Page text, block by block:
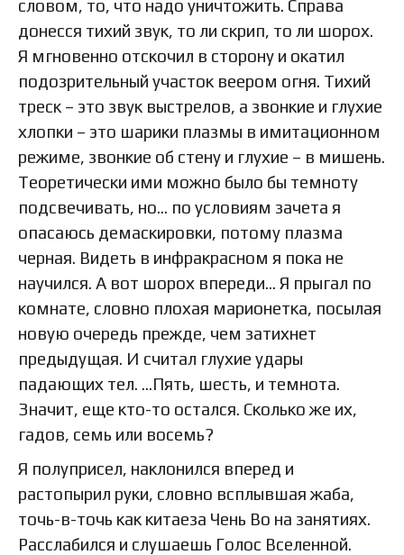
словом, то, что надо уничтожить. Справа
донесся тихий звук, то ли скрип, то ли шорох.
Я мгновенно отскочил в сторону и окатил
подозрительный участок веером огня. Тихий
треск – это звук выстрелов, а звонкие и глухие
хлопки – это шарики плазмы в имитационном
режиме, звонкие об стену и глухие – в мишень.
Теоретически ими можно было бы темноту
подсвечивать, но… по условиям зачета я
опасаюсь демаскировки, потому плазма
черная. Видеть в инфракрасном я пока не
научился. А вот шорох впереди… Я прыгал по
комнате, словно плохая марионетка, посылая
новую очередь прежде, чем затихнет
предыдущая. И считал глухие удары
падающих тел. …Пять, шесть, и темнота.
Значит, еще кто-то остался. Сколько же их,
гадов, семь или восемь?
Я полуприсел, наклонился вперед и
растопырил руки, словно всплывшая жаба,
точь-в-точь как китаеза Чень Во на занятиях.
Расслабился и слушаешь Голос Вселенной.